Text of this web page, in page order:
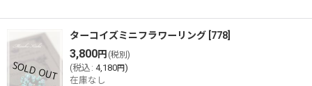
ターコイズミニフラワーリング 778
3,800円 (税別)
(税込 : 4,180円)
在庫なし